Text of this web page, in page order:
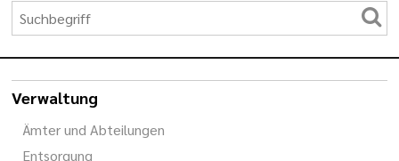
Verwaltung
Ämter und Abteilungen
Entsorgung